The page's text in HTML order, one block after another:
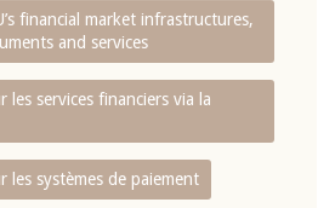
financial market infrastructures,
and services
les services financiers via la
les systèmes de paiement